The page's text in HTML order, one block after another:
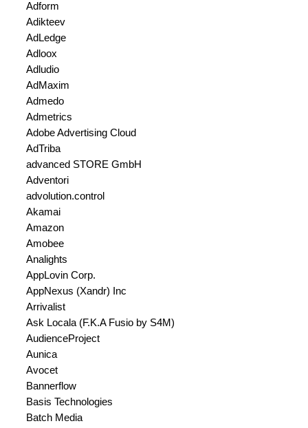
Adform
Adikteev
AdLedge
Adloox
Adludio
AdMaxim
Admedo
Admetrics
Adobe Advertising Cloud
AdTriba
advanced STORE GmbH
Adventori
advolution.control
Akamai
Amazon
Amobee
Analights
AppLovin Corp.
AppNexus (Xandr) Inc
Arrivalist
Ask Locala (F.K.A Fusio by S4M)
AudienceProject
Aunica
Avocet
Bannerflow
Basis Technologies
Batch Media